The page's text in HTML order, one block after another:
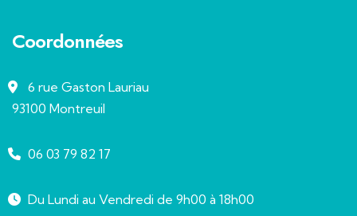
Coordonnées
6 rue Gaston Lauriau
93100 Montreuil
06 03 79 82 17
Du Lundi au Vendredi de 9h00 à 18h00